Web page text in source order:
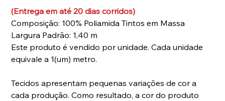
(Entrega em até 20 dias corridos)
Composição: 100% Poliamida Tintos em Massa
Largura Padrão: 1,40 m
Este produto é vendido por unidade. Cada unidade
equivale a 1(um) metro.
Tecidos apresentam pequenas variações de cor a
cada produção. Como resultado, a cor do produto